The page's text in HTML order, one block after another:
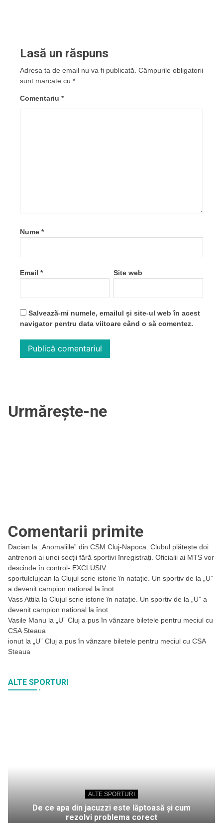
Lasă un răspuns
Adresa ta de email nu va fi publicată. Câmpurile obligatorii
sunt marcate cu *
Comentariu *
Nume *
Email * Site web
Salvează-mi numele, emailul și site-ul web în acest
navigator pentru data viitoare când o să comentez.
Urmărește-ne
Comentarii primite
Dacian la „Anomaliile” din CSM Cluj-Napoca. Clubul plătește doi
antrenori ai unei secții fără sportivi înregistrați. Oficialii ai MTS vor
descinde în control- EXCLUSIV
sportulclujean la Clujul scrie istorie în natație. Un sportiv de la „U”
a devenit campion național la înot
Vass Attila la Clujul scrie istorie în natație. Un sportiv de la „U” a
devenit campion național la înot
Vasile Manu la „U” Cluj a pus în vânzare biletele pentru meciul cu
CSA Steaua
ionut la „U” Cluj a pus în vânzare biletele pentru meciul cu CSA
Steaua
ALTE SPORTURI
ALTE SPORTURI
De ce apa din jacuzzi este lăptoasă și cum
rezolvi problema corect